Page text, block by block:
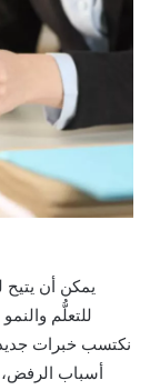
يمكن أن
للتعلُّم
نكتسب خبرات
أسباب الرفض،